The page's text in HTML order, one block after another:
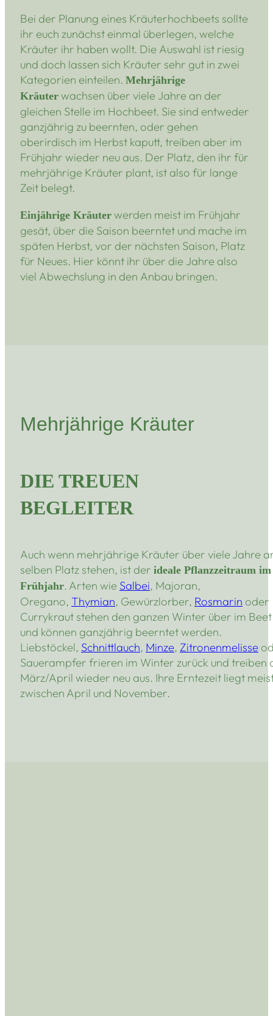
Bei der Planung eines Kräuterhochbeets sollte
ihr euch zunächst einmal überlegen, welche
Kräuter ihr haben wollt. Die Auswahl ist riesig
und doch lassen sich Kräuter sehr gut in zwei
Kategorien einteilen. Mehrjährige
Kräuter wachsen über viele Jahre an der
gleichen Stelle im Hochbeet. Sie sind entweder
ganzjährig zu beernten, oder gehen
oberirdisch im Herbst kaputt, treiben aber im
Frühjahr wieder neu aus. Der Platz, den ihr für
mehrjährige Kräuter plant, ist also für lange
Zeit belegt.
Einjährige Kräuter werden meist im Frühjahr
gesät, über die Saison beerntet und mache im
späten Herbst, vor der nächsten Saison, Platz
für Neues. Hier könnt ihr über die Jahre also
viel Abwechslung in den Anbau bringen.
Mehrjährige Kräuter
DIE TREUEN
BEGLEITER
Auch wenn mehrjährige Kräuter über viele Jahre
selben Platz stehen, ist der ideale Pflanzzeitraum im
Frühjahr. Arten wie Salbei, Majoran,
Oregano, Thymian, Gewürzlorber, Rosmarin oder
Currykraut stehen den ganzen Winter über im Beet
und können ganzjährig beerntet werden.
Liebstöckel, Schnittlauch, Minze, Zitronenmelisse
Sauerampfer frieren im Winter zurück und treiben
März/April wieder neu aus. Ihre Erntezeit liegt
zwischen April und November.